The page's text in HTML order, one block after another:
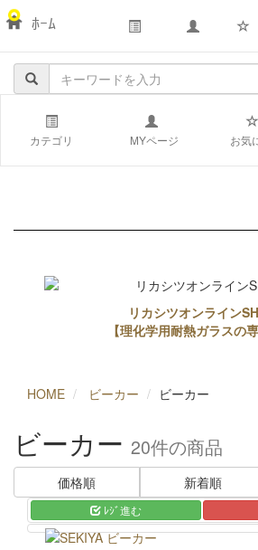
ﾎｰﾑ
カテゴリ MYページ お気
リカシツオンライン
【理化学用耐熱ガラスの
HOME ビーカー ビーカー
ビーカー 20件の商品
価格順 新着順
ﾚｼﾞ進む